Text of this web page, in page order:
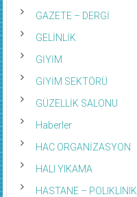
GAZETE – DERGİ
GELİNLİK
GİYİM
GİYİM SEKTÖRÜ
GÜZELLİK SALONU
Haberler
HAC ORGANİZASYON
HALI YIKAMA
HASTANE – POLIKLINIK